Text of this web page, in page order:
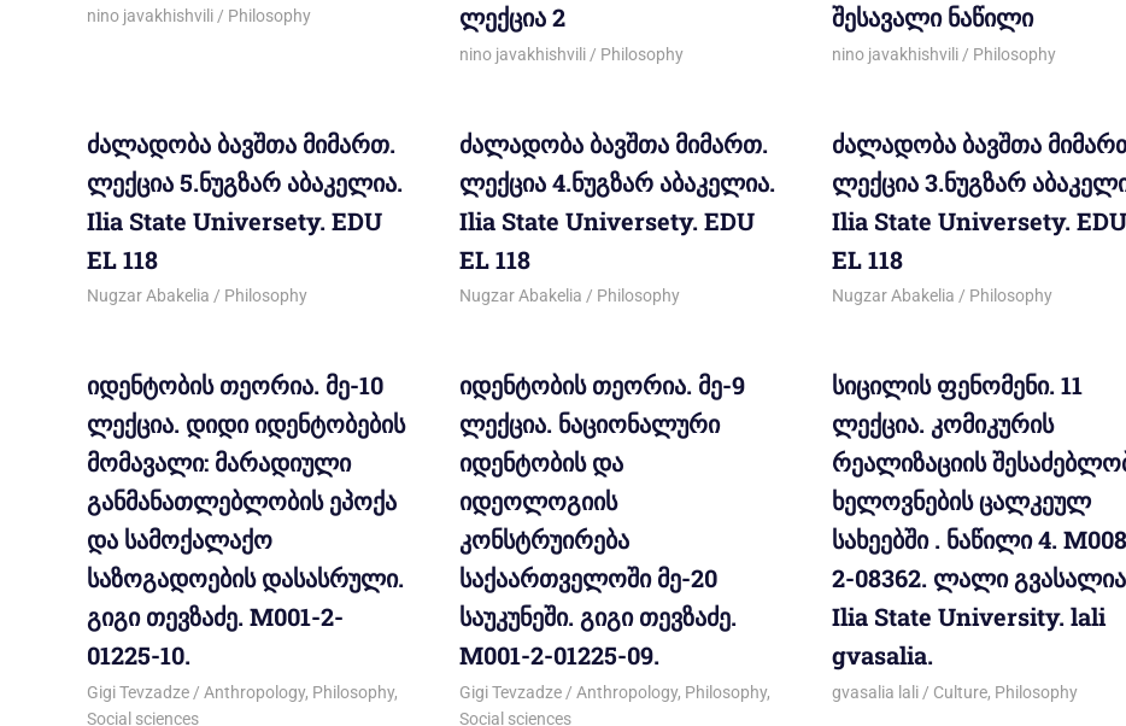
10/04/2013
nino javakhishvili Philosophy
ლექცია 2
19/03/2013
nino javakhishvili Philosophy
შესავალი ნაწილი
19/03/2013
nino javakhishvili Philosophy
ძალადობა ბავშთა მიმართ.
ლექცია 5.ნუგზარ აბაკელია.
Ilia State Universety. EDU
EL 118
12/12/2012
Nugzar Abakelia Philosophy
ძალადობა ბავშთა მიმართ.
ლექცია 4.ნუგზარ აბაკელია.
Ilia State Universety. EDU
EL 118
12/12/2012
Nugzar Abakelia Philosophy
ძალადობა ბავშთა
ლექცია 3.ნუგზარ
Ilia State Universety. EDU
EL 118
12/12/2012
Nugzar Abakelia Philosophy
იდენტობის თეორია. მე-10
ლექცია. დიდი იდენტობების
მომავალი: მარადიული
განმანათლებლობის ეპოქა
და სამოქალაქო
საზოგადოების დასასრული.
გიგი თევზაძე. M001-2-
01225-10.
29/03/2012
Gigi Tevzadze Anthropology, Philosophy,
Social sciences
იდენტობის თეორია. მე-9
ლექცია. ნაციონალური
იდენტობის და
იდეოლოგიის
კონსტრუირება
საქაართველოში მე-20
საუკუნეში. გიგი თევზაძე.
M001-2-01225-09.
29/03/2012
Gigi Tevzadze Anthropology, Philosophy,
Social sciences
სიცილის ფენომენი. 11
ლექცია. კომიკურის
რეალიზაციის
ხელოვნების ცალკეულ
სახეებში . ნაწილი 4.
2-08362. ლალი
Ilia State University. lali
gvasalia.
14/03/2012
gvasalia lali Culture, Philosophy